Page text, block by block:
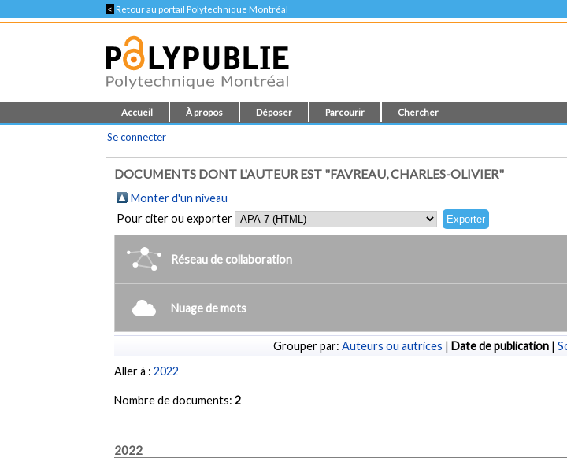
< Retour au portail Polytechnique Montréal
Accueil À propos Déposer Parcourir Chercher
Se connecter
DOCUMENTS DONT L'AUTEUR EST "FAVREAU, CHARLES-OLIVIER"
Monter d'un niveau
Pour citer ou exporter
Réseau de collaboration
Nuage de mots
Grouper par: Auteurs ou autrices | Date de publication |
Aller à :2022
Nombre de documents:2
2022